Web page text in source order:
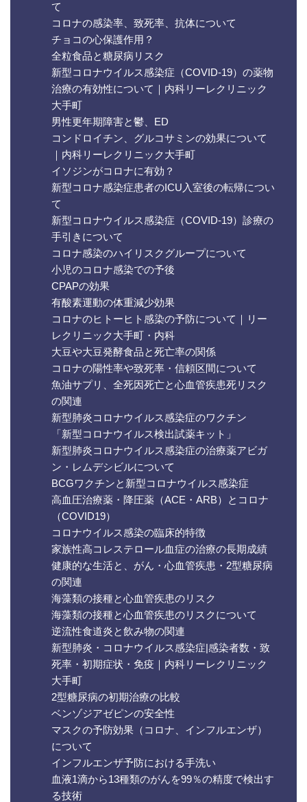
て
コロナの感染率、致死率、抗体について
チョコの心保護作用？
全粒食品と糖尿病リスク
新型コロナウイルス感染症（COVID-19）の薬物
治療の有効性について｜内科リーレクリニック
大手町
男性更年期障害と鬱、ED
コンドロイチン、グルコサミンの効果について
｜内科リーレクリニック大手町
イソジンがコロナに有効？
新型コロナ感染症患者のICU入室後の転帰につい
て
新型コロナウイルス感染症（COVID-19）診療の
手引きについて
コロナ感染のハイリスクグループについて
小児のコロナ感染での予後
CPAPの効果
有酸素運動の体重減少効果
コロナのヒトーヒト感染の予防について｜リー
レクリニック大手町・内科
大豆や大豆発酵食品と死亡率の関係
コロナの陽性率や致死率・信頼区間について
魚油サプリ、全死因死亡と心血管疾患死リスク
の関連
新型肺炎コロナウイルス感染症のワクチン
「新型コロナウイルス検出試薬キット」
新型肺炎コロナウイルス感染症の治療薬アビガ
ン・レムデシビルについて
BCGワクチンと新型コロナウイルス感染症
高血圧治療薬・降圧薬（ACE・ARB）とコロナ
（COVID19）
コロナウイルス感染の臨床的特徴
家族性高コレステロール血症の治療の長期成績
健康的な生活と、がん・心血管疾患・2型糖尿病
の関連
海藻類の接種と心血管疾患のリスク
海藻類の接種と心血管疾患のリスクについて
逆流性食道炎と飲み物の関連
新型肺炎・コロナウイルス感染症|感染者数・致
死率・初期症状・免疫｜内科リーレクリニック
大手町
2型糖尿病の初期治療の比較
ベンゾジアゼピンの安全性
マスクの予防効果（コロナ、インフルエンザ）
について
インフルエンザ予防における手洗い
血液1滴から13種類のがんを99％の精度で検出す
る技術